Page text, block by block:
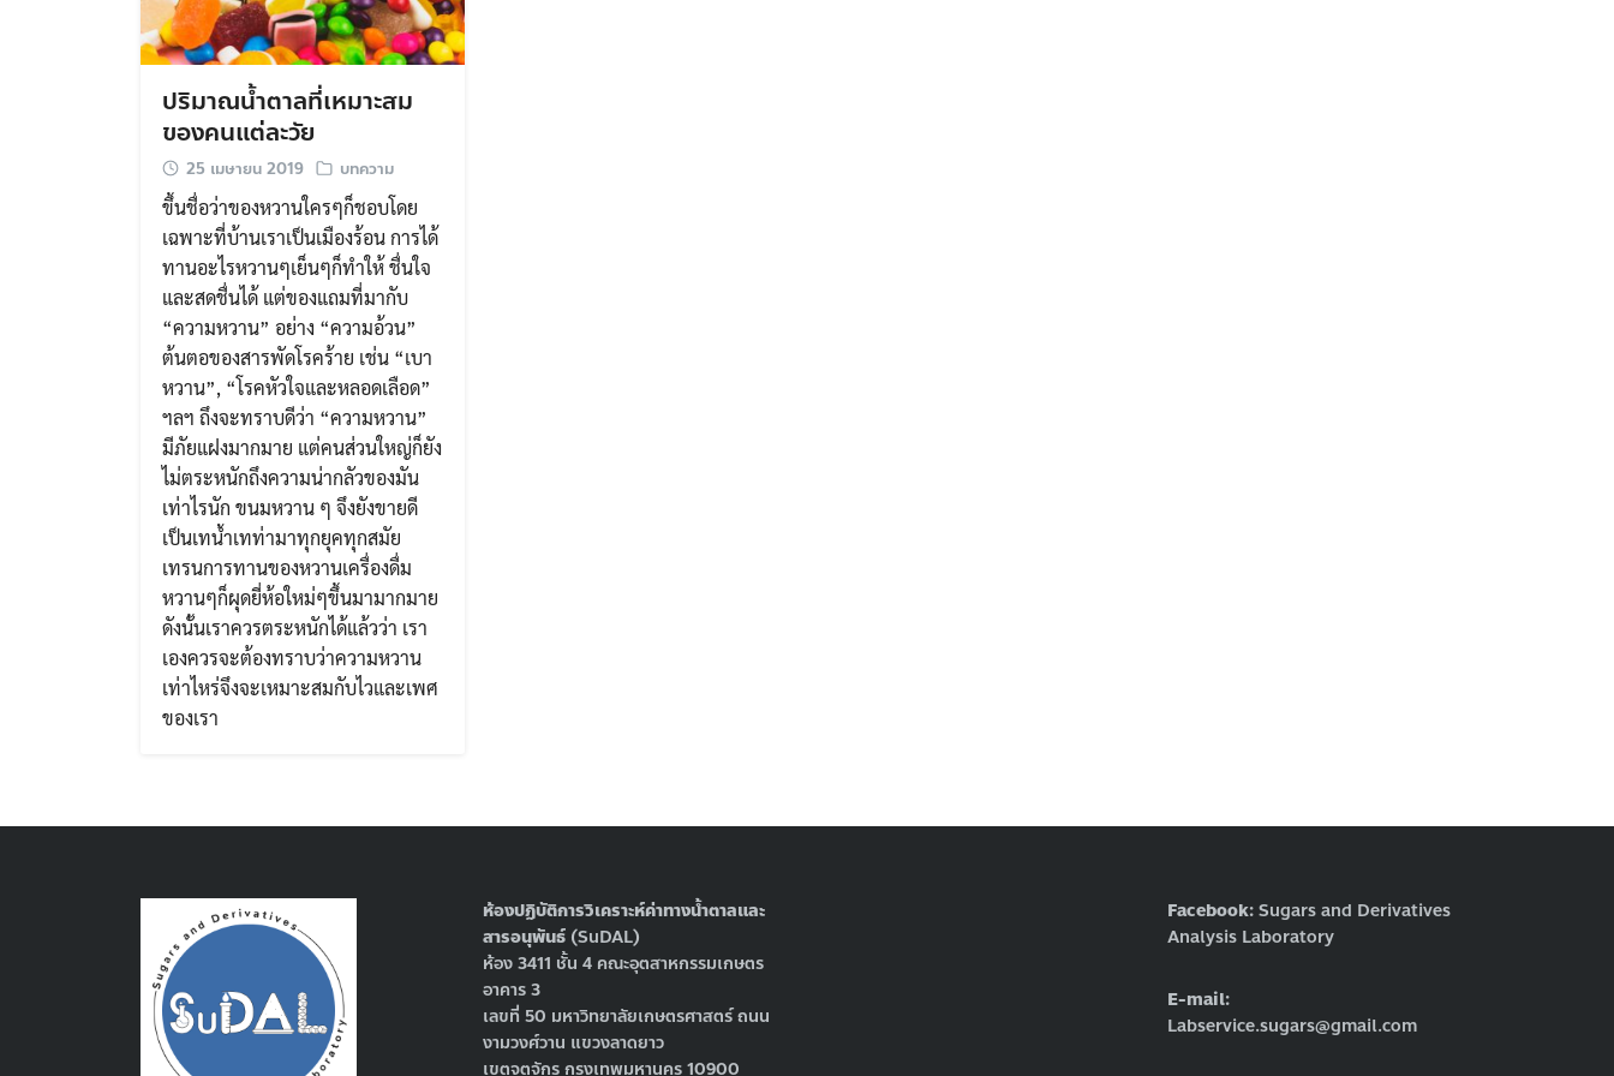
ปริมาณน้ำตาลที่เหมาะสม
ของคนแต่ละวัย
25 เมษายน 2019 บทความ
ขึ้นชื่อว่าของหวานใครๆก็ชอบโดย
เฉพาะที่บ้านเราเป็นเมืองร้อน การได้
ทานอะไรหวานๆเย็นๆก็ทำให้ ชื่นใจ
และสดชื่นได้ แต่ของแถมที่มากับ
“ความหวาน” อย่าง “ความอ้วน”
ต้นตอของสารพัดโรคร้าย เช่น “เบา
หวาน”, “โรคหัวใจและหลอดเลือด”
ฯลฯ ถึงจะทราบดีว่า “ความหวาน”
มีภัยแฝงมากมาย แต่คนส่วนใหญ่ก็ยัง
ไม่ตระหนักถึงความน่ากลัวของมัน
เท่าไรนัก ขนมหวาน ๆ จึงยังขายดี
เป็นเทน้ำเทท่ามาทุกยุคทุกสมัย
เทรนการทานของหวานเครื่องดื่ม
หวานๆก็ผุดยี่ห้อใหม่ๆขึ้นมามากมาย
ดังนั้นเราควรตระหนักได้แล้วว่า เรา
เองควรจะต้องทราบว่าความหวาน
เท่าไหร่จึงจะเหมาะสมกับไวและเพศ
ของเรา
ห้องปฏิบัติการวิเคราะห์ค่าทางน้ำตาลและ
สารอนุพันธ์ (SuDAL)
ห้อง 3411 ชั้น 4 คณะอุตสาหกรรมเกษตร
อาคาร 3
เลขที่ 50 มหาวิทยาลัยเกษตรศาสตร์ ถนน
งามวงศ์วาน แขวงลาดยาว
เขตจตุจักร กรุงเทพมหานคร 10900
Facebook:Sugars and Derivatives
Analysis Laboratory
E-mail:
Labservice.sugars@gmail.com